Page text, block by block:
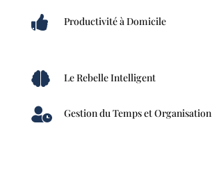
 Productivité à Domicile
 Le Rebelle Intelligent
 Gestion du Temps et Organisation